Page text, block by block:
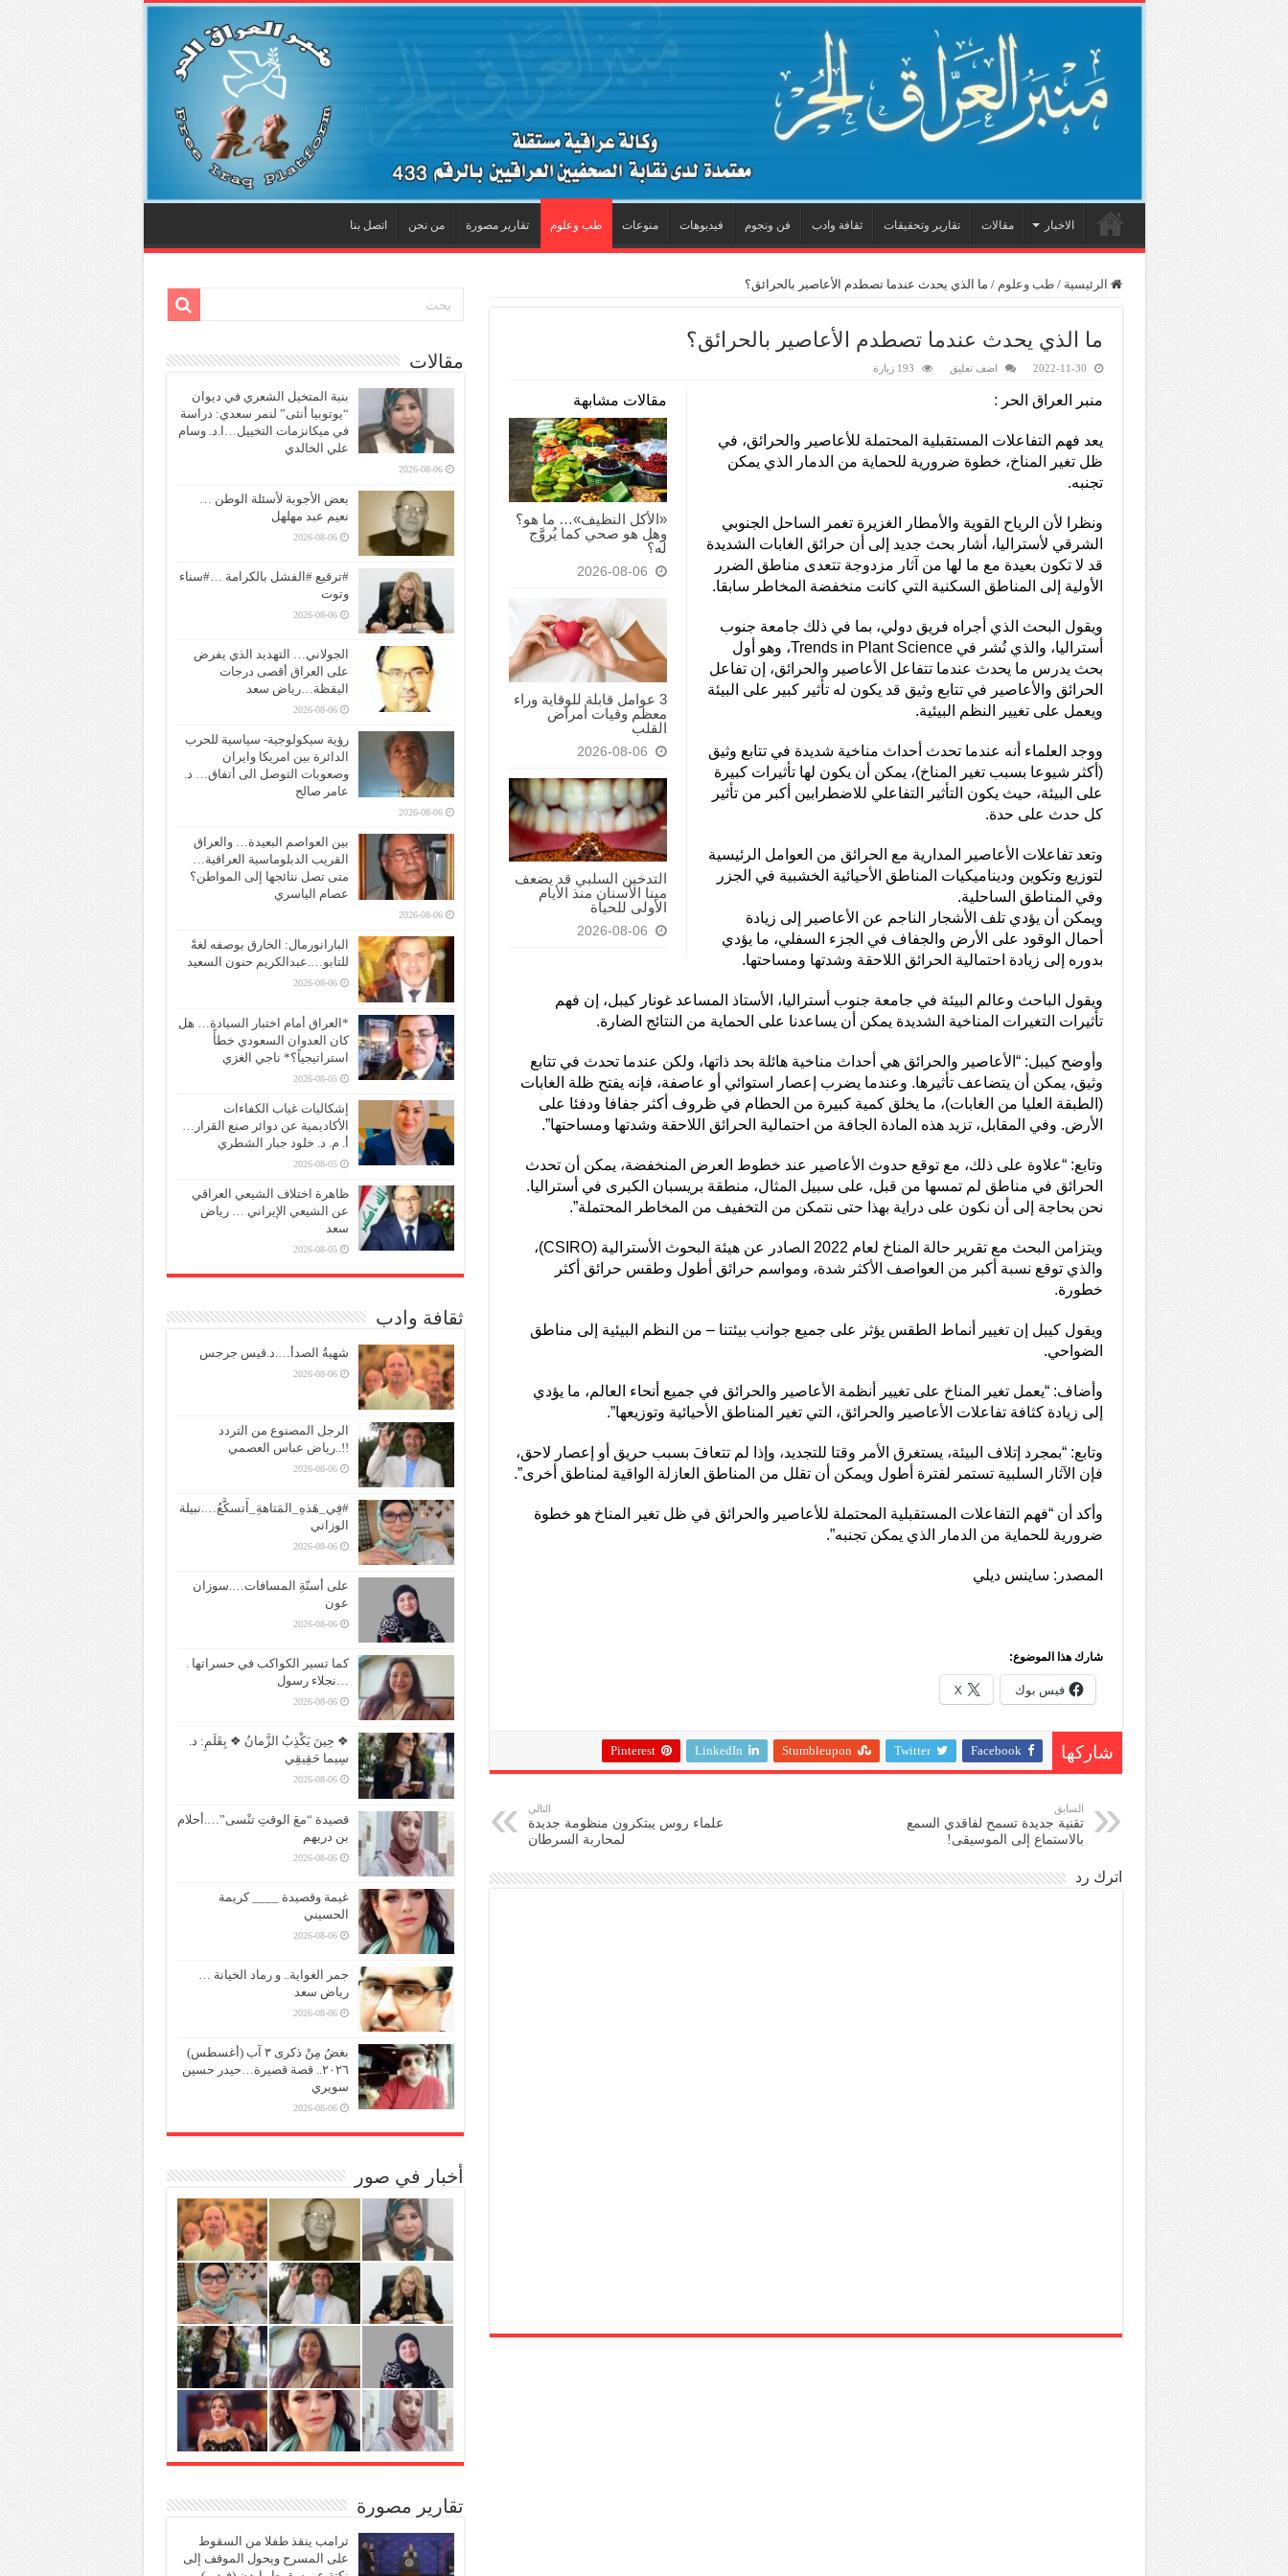
الاخبار مقالات تقارير وتحقيقات ثقافة وادب فن ونجوم فيديوهات منوعات طب وعلوم تقارير مصورة من نحن اتصل بنا
الرئيسية / طب وعلوم / ما الذي يحدث عندما تصطدم الأعاصير بالحرائق؟
ما الذي يحدث عندما تصطدم الأعاصير بالحرائق؟
2022-11-30 اضف تعليق 193 زيارة
مقالات مشابهة
«الأكل النظيف»… ما هو؟
وهل هو صحي كما يُروَّج
له؟
2026-08-06
3 عوامل قابلة للوقاية وراء
معظم وفيات أمراض
القلب
2026-08-06
التدخين السلبي قد يضعف
مينا الأسنان منذ الأيام
الأولى للحياة
2026-08-06
منبر العراق الحر :
يعد فهم التفاعلات المستقبلية المحتملة للأعاصير والحرائق، في
ظل تغير المناخ، خطوة ضرورية للحماية من الدمار الذي يمكن
تجنبه.
ونظرا لأن الرياح القوية والأمطار الغزيرة تغمر الساحل الجنوبي
الشرقي لأستراليا، أشار بحث جديد إلى أن حرائق الغابات الشديدة
قد لا تكون بعيدة مع ما لها من آثار مزدوجة تتعدى مناطق الضرر
الأولية إلى المناطق السكنية التي كانت منخفضة المخاطر سابقا.
ويقول البحث الذي أجراه فريق دولي، بما في ذلك جامعة جنوب
أستراليا، والذي نُشر في Trends in Plant Science، وهو أول
بحث يدرس ما يحدث عندما تتفاعل الأعاصير والحرائق، إن تفاعل
الحرائق والأعاصير في تتابع وثيق قد يكون له تأثير كبير على البيئة
ويعمل على تغيير النظم البيئية.
ووجد العلماء أنه عندما تحدث أحداث مناخية شديدة في تتابع وثيق
(أكثر شيوعا بسبب تغير المناخ)، يمكن أن يكون لها تأثيرات كبيرة
على البيئة، حيث يكون التأثير التفاعلي للاضطرابين أكبر من تأثير
كل حدث على حدة.
وتعد تفاعلات الأعاصير المدارية مع الحرائق من العوامل الرئيسية
لتوزيع وتكوين وديناميكيات المناطق الأحيائية الخشبية في الجزر
وفي المناطق الساحلية.
ويمكن أن يؤدي تلف الأشجار الناجم عن الأعاصير إلى زيادة
أحمال الوقود على الأرض والجفاف في الجزء السفلي، ما يؤدي
بدوره إلى زيادة احتمالية الحرائق اللاحقة وشدتها ومساحتها.
ويقول الباحث وعالم البيئة في جامعة جنوب أستراليا، الأستاذ المساعد غونار كيبل، إن فهم
تأثيرات التغيرات المناخية الشديدة يمكن أن يساعدنا على الحماية من النتائج الضارة.
وأوضح كيبل: “الأعاصير والحرائق هي أحداث مناخية هائلة بحد ذاتها، ولكن عندما تحدث في تتابع
وثيق، يمكن أن يتضاعف تأثيرها. وعندما يضرب إعصار استوائي أو عاصفة، فإنه يفتح ظلة الغابات
(الطبقة العليا من الغابات)، ما يخلق كمية كبيرة من الحطام في ظروف أكثر جفافا ودفئا على
الأرض. وفي المقابل، تزيد هذه المادة الجافة من احتمالية الحرائق اللاحقة وشدتها ومساحتها”.
وتابع: “علاوة على ذلك، مع توقع حدوث الأعاصير عند خطوط العرض المنخفضة، يمكن أن تحدث
الحرائق في مناطق لم تمسها من قبل، على سبيل المثال، منطقة بريسبان الكبرى في أستراليا.
نحن بحاجة إلى أن نكون على دراية بهذا حتى نتمكن من التخفيف من المخاطر المحتملة”.
ويتزامن البحث مع تقرير حالة المناخ لعام 2022 الصادر عن هيئة البحوث الأسترالية (CSIRO)،
والذي توقع نسبة أكبر من العواصف الأكثر شدة، ومواسم حرائق أطول وطقس حرائق أكثر
خطورة.
ويقول كيبل إن تغيير أنماط الطقس يؤثر على جميع جوانب بيئتنا – من النظم البيئية إلى مناطق
الضواحي.
وأضاف: “يعمل تغير المناخ على تغيير أنظمة الأعاصير والحرائق في جميع أنحاء العالم، ما يؤدي
إلى زيادة كثافة تفاعلات الأعاصير والحرائق، التي تغير المناطق الأحيائية وتوزيعها”.
وتابع: “بمجرد إتلاف البيئة، يستغرق الأمر وقتا للتجديد، وإذا لم تتعافَ بسبب حريق أو إعصار لاحق،
فإن الآثار السلبية تستمر لفترة أطول ويمكن أن تقلل من المناطق العازلة الواقية لمناطق أخرى”.
وأكد أن “فهم التفاعلات المستقبلية المحتملة للأعاصير والحرائق في ظل تغير المناخ هو خطوة
ضرورية للحماية من الدمار الذي يمكن تجنبه”.
المصدر: ساينس ديلي
شارك هذا الموضوع:
فيس بوك X
شاركها Facebook
Twitter
Stumbleupon
LinkedIn
Pinterest
السابق
تقنية جديدة تسمح لفاقدي السمع
بالاستماع إلى الموسيقى!
التالي
علماء روس يبتكرون منظومة جديدة
لمحاربة السرطان
اترك رد
مقالات
بنية المتخيل الشعري في ديوان
“يوتوبيا أنثى” لنمر سعدي: دراسة
في ميكانزمات التخييل…ا.د. وسام
علي الخالدي
2026-08-06
بعض الأجوبة لأسئلة الوطن …
نعيم عبد مهلهل
2026-08-06
#ترقيع #الفشل بالكرامة …#سناء
وتوت
2026-08-06
الجولاني… التهديد الذي يفرض
على العراق أقصى درجات
اليقظة…رياض سعد
2026-08-06
رؤية سيكولوجية- سياسية للحرب
الدائرة بين امريكا وايران
وصعوبات التوصل الى أتفاق… د.
عامر صالح
2026-08-06
بين العواصم البعيدة… والعراق
القريب الدبلوماسية العراقية…
متى تصل نتائجها إلى المواطن؟
عصام الياسري
2026-08-06
البارانورمال: الخارق بوصفه لغةً
للتابو….عبدالكريم حنون السعيد
2026-08-06
*العراق أمام اختبار السيادة… هل
كان العدوان السعودي خطأً
استراتيجياً؟* ناجي الغزي
2026-08-05
إشكاليات غياب الكفاءات
الأكاديمية عن دوائر صنع القرار…
أ. م. د. خلود جبار الشطري
2026-08-05
ظاهرة اختلاف الشيعي العراقي
عن الشيعي الإيراني … رياض
سعد
2026-08-05
ثقافة وادب
شهيةُ الصدأ….د.قيس جرجس
2026-08-06
الرجل المصنوع من التردد
!!..رياض عباس العصمي
2026-08-06
#فِي_هَذهِ_المَتاهةِ_أَتسكَّعُ….نبيلة
الوزاني
2026-08-06
على أسنّةِ المسافات….سوزان
عون
2026-08-06
كما تسير الكواكب في حسراتها .
…نجلاء رسول
2026-08-06
❖ حِينَ يَكْذِبُ الزَّمانُ ❖ بِقَلَمِ: د.
سِيما حَقِيقِي
2026-08-06
قصيدة “معَ الوقتِ تنْسى”….أحلام
بن دريهم
2026-08-06
غيمة وقصيدة ____ كريمة
الحسيني
2026-08-06
جمر الغواية.. و رماد الخيانة …
رياض سعد
2026-08-06
بغضُ مِنْ ذكرى ٣ آب (أغسطس)
٢٠٢٦.. قصة قصيرة…حيدر حسين
سويري
2026-08-06
أخبار في صور
تقارير مصورة
ترامب ينقذ طفلا من السقوط
على المسرح ويحول الموقف إلى